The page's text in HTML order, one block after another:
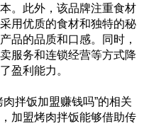
。此外，该品牌注重食材
用优质的食材和独特的秘
品的品质和口感。同时，
服务和连锁经营等方式降
盈利能力。
拌饭加盟赚钱吗”的相关
加盟烤肉拌饭能够借助传